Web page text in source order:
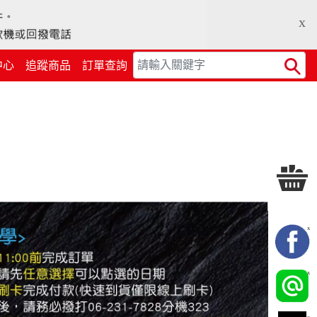
x
心 追蹤商品 訂單查詢
Search
X
X